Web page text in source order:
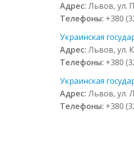
Адрес:Львов, ул.
Телефоны: +380
Украинская
Адрес:Львов, ул.
Телефоны: +380
Украинская
Адрес:Львов, ул.
Телефоны: +380